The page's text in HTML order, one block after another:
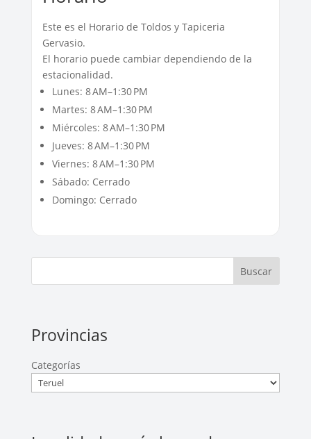
Este es el Horario de Toldos y Tapiceria
Gervasio.
El horario puede cambiar dependiendo de la
estacionalidad.
Lunes: 8 AM–1:30 PM
Martes: 8 AM–1:30 PM
Miércoles: 8 AM–1:30 PM
Jueves: 8 AM–1:30 PM
Viernes: 8 AM–1:30 PM
Sábado: Cerrado
Domingo: Cerrado
Buscar
Provincias
Categorías